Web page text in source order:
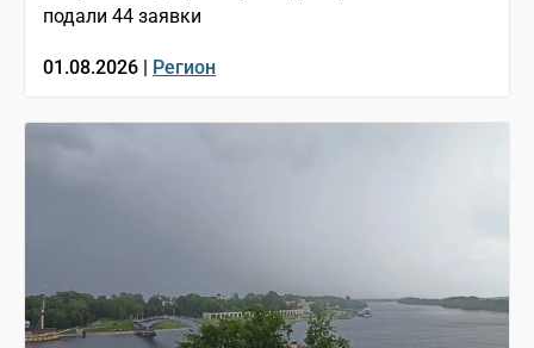
подали 44 заявки
01.08.2026 | Регион